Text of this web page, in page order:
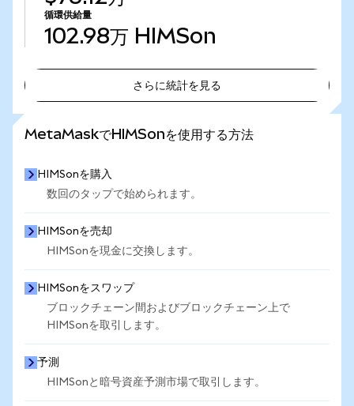
循環供給量
102.98万 HIMSon
さらに統計を見る
MetaMaskでHIMSonを使用する方法
HIMSonを購入
数回のタップで始められます。
HIMSonを売却
HIMSonを現金に交換します。
HIMSonをスワップ
ブロックチェーン間およびブロックチェーン上で
HIMSonを取引します。
予測
HIMSonと暗号資産予測市場で取引します。